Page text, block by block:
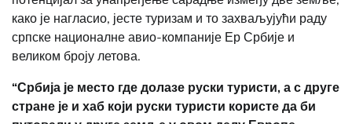
како је нагласио, јесте туризам и то захваљујући раду
српске националне авио-компаније Ер Србије и
великом броју летова.
“Србија је место где долазе руски туристи, а с друге
стране је и хаб који руски туристи користе да би